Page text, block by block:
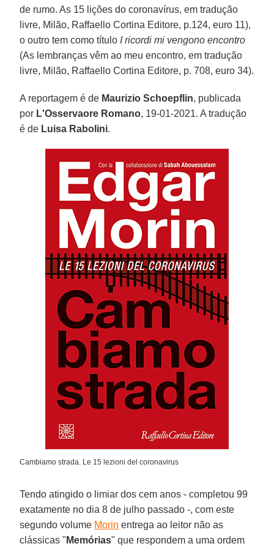
de rumo. As 15 lições do coronavírus, em tradução
livre, Milão, Raffaello Cortina Editore, p.124, euro 11),
o outro tem como título I ricordi mi vengono encontro
(As lembranças vêm ao meu encontro, em tradução
livre, Milão, Raffaello Cortina Editore, p. 708, euro 34).
A reportagem é de Maurizio Schoepflin, publicada
por L'Osservaore Romano, 19-01-2021. A tradução
é de Luisa Rabolini.
Cambiamo strada. Le 15 lezioni del coronavirus
Tendo atingido o limiar dos cem anos - completou 99
exatamente no dia 8 de julho passado -, com este
segundo volume Morin entrega ao leitor não as
clássicas " Memórias" que respondem a uma ordem